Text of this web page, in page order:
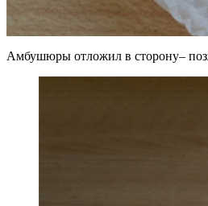
Амбушюры отложил в сторону–